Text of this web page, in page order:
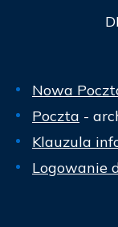
Nowa
Poczta -
Klauzula
Logowanie